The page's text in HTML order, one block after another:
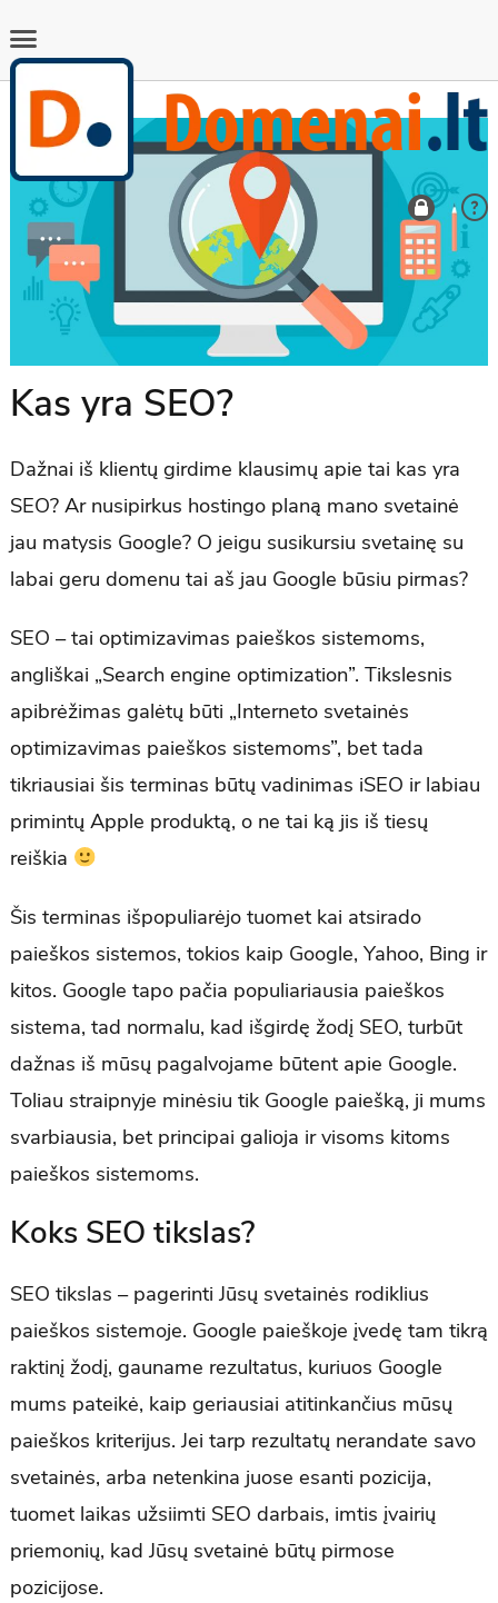
Kas yra SEO?
Dažnai iš klientų girdime klausimų apie tai kas yra
SEO? Ar nusipirkus hostingo planą mano svetainė
jau matysis Google? O jeigu susikursiu svetainę su
labai geru domenu tai aš jau Google būsiu pirmas?
SEO – tai optimizavimas paieškos sistemoms,
angliškai „Search engine optimization”. Tikslesnis
apibrėžimas galėtų būti „Interneto svetainės
optimizavimas paieškos sistemoms”, bet tada
tikriausiai šis terminas būtų vadinimas iSEO ir labiau
primintų Apple produktą, o ne tai ką jis iš tiesų
reiškia
Šis terminas išpopuliarėjo tuomet kai atsirado
paieškos sistemos, tokios kaip Google, Yahoo, Bing ir
kitos. Google tapo pačia populiariausia paieškos
sistema, tad normalu, kad išgirdę žodį SEO, turbūt
dažnas iš mūsų pagalvojame būtent apie Google.
Toliau straipnyje minėsiu tik Google paiešką, ji mums
svarbiausia, bet principai galioja ir visoms kitoms
paieškos sistemoms.
Koks SEO tikslas?
SEO tikslas – pagerinti Jūsų svetainės rodiklius
paieškos sistemoje. Google paieškoje įvedę tam tikrą
raktinį žodį, gauname rezultatus, kuriuos Google
mums pateikė, kaip geriausiai atitinkančius mūsų
paieškos kriterijus. Jei tarp rezultatų nerandate savo
svetainės, arba netenkina juose esanti pozicija,
tuomet laikas užsiimti SEO darbais, imtis įvairių
priemonių, kad Jūsų svetainė būtų pirmose
pozicijose.